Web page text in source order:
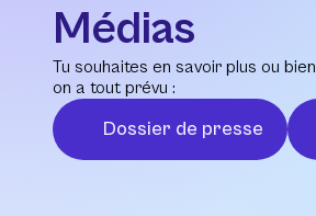
Médias
Tu souhaites en savoir plus ou
on a tout prévu :
Dossier de presse